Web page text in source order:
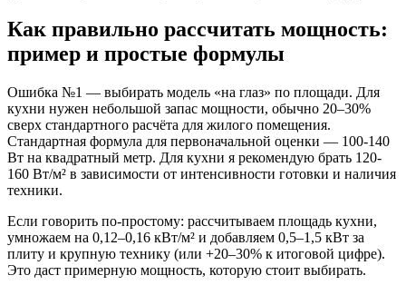
Как правильно рассчитать мощность:
пример и простые формулы
Ошибка №1 — выбирать модель «на глаз» по площади. Для
кухни нужен небольшой запас мощности, обычно 20–30%
сверх стандартного расчёта для жилого помещения.
Стандартная формула для первоначальной оценки — 100-140
Вт на квадратный метр. Для кухни я рекомендую брать 120-
160 Вт/м² в зависимости от интенсивности готовки и наличия
техники.
Если говорить по-простому: рассчитываем площадь кухни,
умножаем на 0,12–0,16 кВт/м² и добавляем 0,5–1,5 кВт за
плиту и крупную технику (или +20–30% к итоговой цифре).
Это даст примерную мощность, которую стоит выбирать.